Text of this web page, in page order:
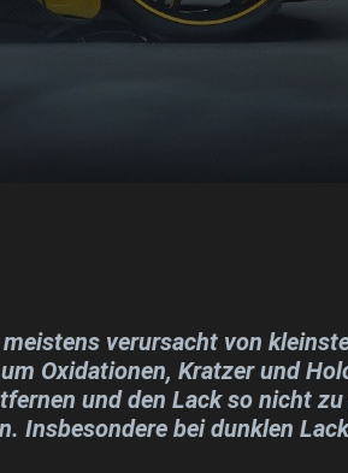
verursacht von
Oxidationen, Kratzer und
und den Lack so nicht
Insbesondere bei dunklen